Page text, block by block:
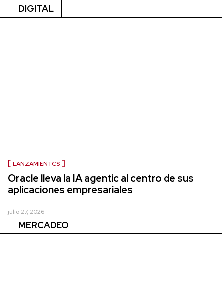
DIGITAL
LANZAMIENTOS
Oracle lleva la IA agentic al centro de sus
aplicaciones empresariales
julio 27, 2026
MERCADEO